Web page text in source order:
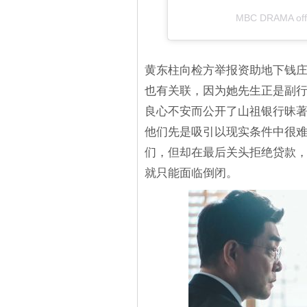
MBC DRAMA
黄东柱向检方举报资助地下钱
也有关联，因为她先生正是副
良心不安而公开了山祖银行昧
他们先是吸引以现实条件中很
们，但却在最后关头拒绝贷款
就只能面临倒闭。